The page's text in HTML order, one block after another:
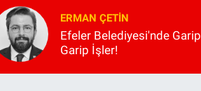
ERMAN ÇETIN
Efeler Belediyesi'nde Garip
Garip İşler!